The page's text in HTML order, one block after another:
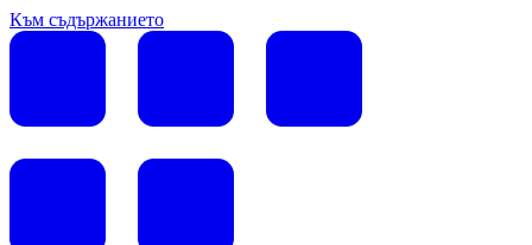
Към съдържанието